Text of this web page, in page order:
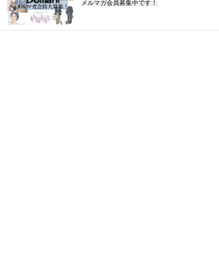
メルマガ会員募集中です！